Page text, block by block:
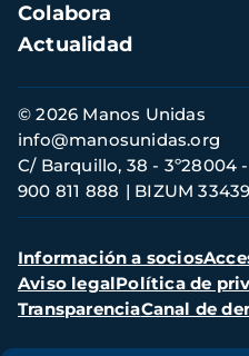
Colabora
Actualidad
Información
de
contacto
© 2026 Manos Unidas
C/ Barquillo, 38 - 3º28004
900 811 888
BIZUM 33439
info@manosunidas.org
Menú
secundario
Información a socios
Aviso legalPolítica de
TransparenciaCanal de